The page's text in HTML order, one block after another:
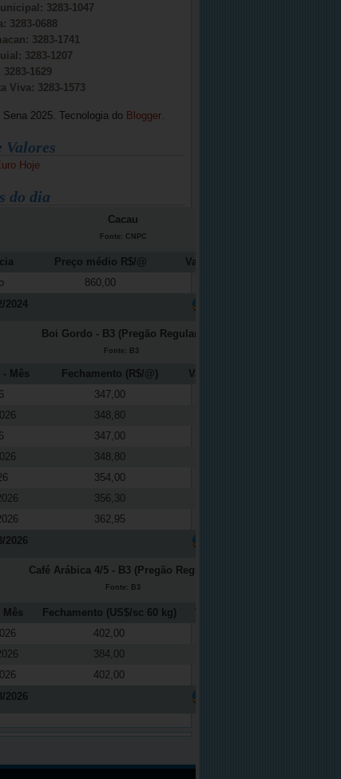
3283-1047
3283-0688
3283-1741
3283-1207
3283-1629
Viva: 3283-1573
Sena 2025. Tecnologia do Blogger.
Valores
Hoje
do dia
Cacau
Fonte: CNPC
Preço médio R$/@
Variação (%)
860,00
2024
Boi Gordo - B3 (Pregão Regular)
Fonte: B3
Mês Fechamento (R$/@)
Variação (%)
347,00
348,80
347,00
348,80
354,00
356,30
362,95
2026
Café Arábica 4/5 - B3 (Pregão Regular)
Fonte: B3
Mês Fechamento (US$/sc 60 kg)
402,00
384,00
402,00
2026